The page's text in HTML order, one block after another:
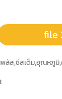
file
ลัส,ซีสเต็ม,อุณหภูมิ,